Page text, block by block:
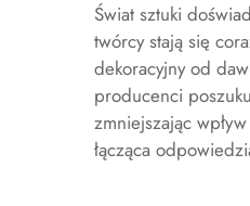
Świat sztuki
twórcy stają się
dekoracyjnyod
producenci
zmniejszając
łącząca